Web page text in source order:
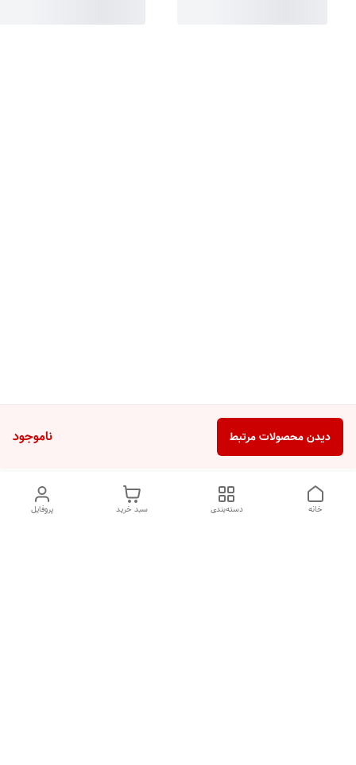
ناموجود دیدن محصولات مرتبط
پروفایل سبد خرید دسته‌بندی خانه